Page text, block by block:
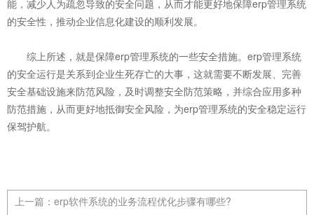
能，减少人为疏忽导致的安全问题，从而才能更好地保障erp管理系统
的安全性，推动企业信息化建设的顺利发展。
综上所述，就是保障erp管理系统的一些安全措施。erp管理系统
的安全运行是关系到企业生死存亡的大事，这就需要不断发展、完善
安全基础设施来防范风险，及时调整安全防范策略，并综合应用多种
防范措施，从而更好地抵御安全风险，为erp管理系统的安全稳定运行
保驾护航。
上一篇： erp软件系统的业务流程优化步骤有哪些?